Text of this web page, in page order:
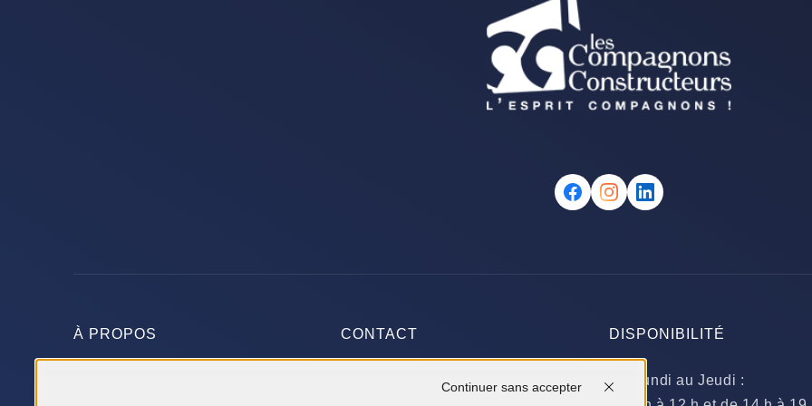
À PROPOS CONTACT
Rue du Vignery
DISPONIBILITÉ
Du Lundi au Jeudi :
Continuer sans accepter